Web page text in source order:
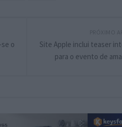
Site Apple inclui teaser
para o evento de
o